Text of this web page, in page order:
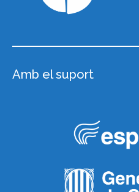
Amb el suport